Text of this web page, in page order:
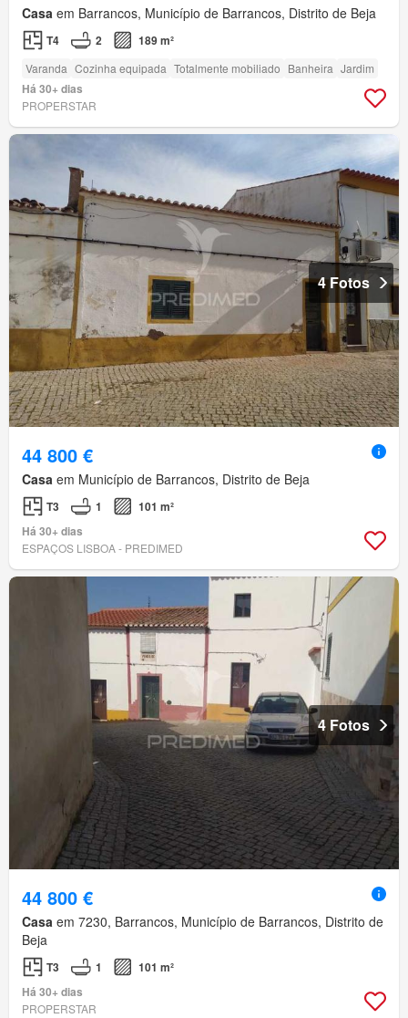
Casa em Barrancos, Município de Barrancos, Distrito de Beja
T4 2 189 m²
Varanda Cozinha equipada Totalmente mobiliado Banheira Jardim
Há 30+ dias
PROPERSTAR
4 Fotos
44 800 €
Casa em Município de Barrancos, Distrito de Beja
T3 1
101 m²
Há 30+ dias
ESPAÇOS LISBOA - PREDIMED
4 Fotos
44 800 €
Casa em 7230, Barrancos, Município de Barrancos, Distrito de
Beja
T3 1
101 m²
Há 30+ dias
PROPERSTAR